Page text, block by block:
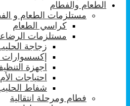
الطعام والفطام
مستلزمات الطعام و
كراسي الطعام
مستلزمات
زجاجة
إكسسوارات
اجهزة
احتياجات الأم
شفاط
فطام ومرحلة انتقالية